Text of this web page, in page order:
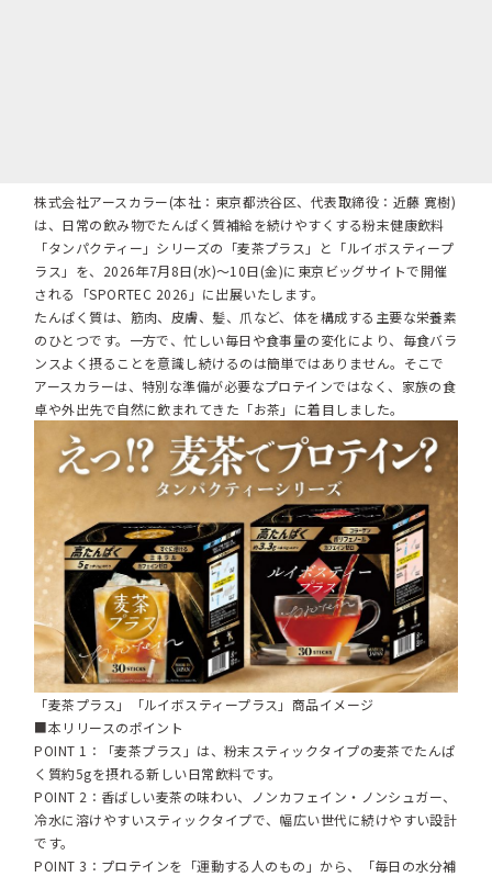
株式会社アースカラー(本社：東京都渋谷区、代表取締役：近藤 寛樹)
は、日常の飲み物でたんぱく質補給を続けやすくする粉末健康飲料
「タンパクティー」シリーズの「麦茶プラス」と「ルイボスティープ
ラス」を、2026年7月8日(水)～10日(金)に東京ビッグサイトで開催
される「SPORTEC 2026」に出展いたします。
たんぱく質は、筋肉、皮膚、髪、爪など、体を構成する主要な栄養素
のひとつです。一方で、忙しい毎日や食事量の変化により、毎食バラ
ンスよく摂ることを意識し続けるのは簡単ではありません。そこで
アースカラーは、特別な準備が必要なプロテインではなく、家族の食
卓や外出先で自然に飲まれてきた「お茶」に着目しました。
「麦茶プラス」「ルイボスティープラス」商品イメージ
■本リリースのポイント
POINT 1：「麦茶プラス」は、粉末スティックタイプの麦茶でたんぱ
く質約5gを摂れる新しい日常飲料です。
POINT 2：香ばしい麦茶の味わい、ノンカフェイン・ノンシュガー、
冷水に溶けやすいスティックタイプで、幅広い世代に続けやすい設計
です。
POINT 3：プロテインを「運動する人のもの」から、「毎日の水分補